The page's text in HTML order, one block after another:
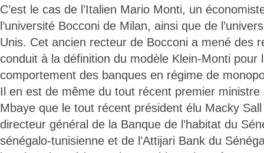
C’est le cas de l’Italien Mario Monti, un
l’université Bocconi de Milan, ainsi que de
Unis. Cet ancien recteur de Bocconi a mené des
conduit à la définition du modèle Klein-Monti pour
comportement des banques en régime de
Il en est de même du tout récent premier ministre
Mbaye que le tout récent président élu Macky
directeur général de la Banque de l’habitat du
sénégalo-tunisienne et de l’Attijari Bank du